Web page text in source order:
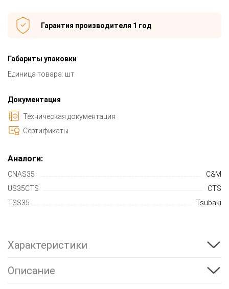
Гарантия производителя 1 год
Габариты упаковки
Единица товара: шт
Документация
Техническая документация
Сертификаты
Аналоги:
CNAS35
C&M
US35CTS
CTS
TSS35
Tsubaki
Характеристики
Описание